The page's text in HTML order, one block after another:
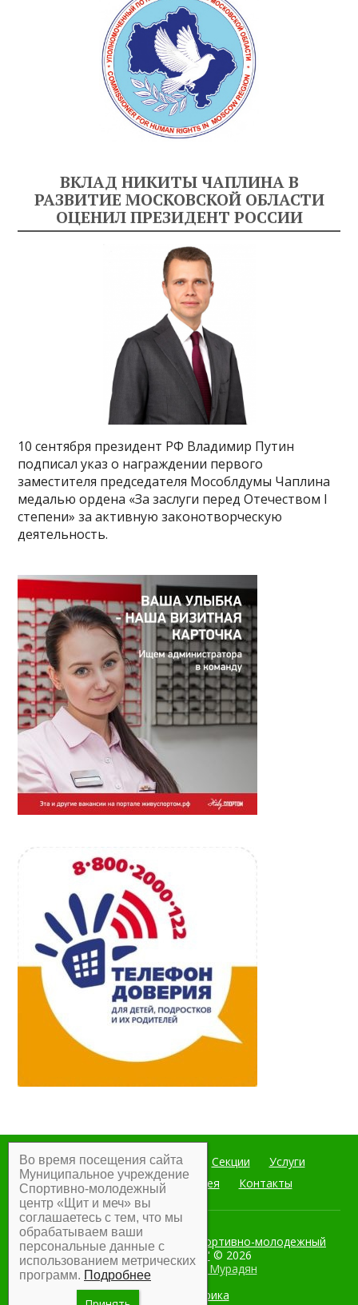
ВКЛАД НИКИТЫ ЧАПЛИНА В
РАЗВИТИЕ МОСКОВСКОЙ ОБЛАСТИ
ОЦЕНИЛ ПРЕЗИДЕНТ РОССИИ
10 сентября президент РФ Владимир Путин
подписал указ о награждении первого
заместителя председателя Мособлдумы Чаплина
медалью ордена «За заслуги перед Отечеством I
степени» за активную законотворческую
деятельность.
Главная Мероприятия Секции
Услуги
Документы
Фотогалерея Контакты
Муниципальное учреждение Спортивно-молодежный
центр "Щит и меч" © 2026
Разработка:Армен Мурадян
Во время посещения сайта
Муниципальное учреждение
Спортивно-молодежный
центр «Щит и меч» вы
соглашаетесь с тем, что мы
обрабатываем ваши
персональные данные с
использованием метрических
программ. Подробнее